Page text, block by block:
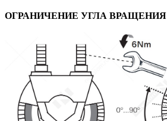
ОГРАНИЧЕНИЕ УГЛА ВРАЩЕНИЯ